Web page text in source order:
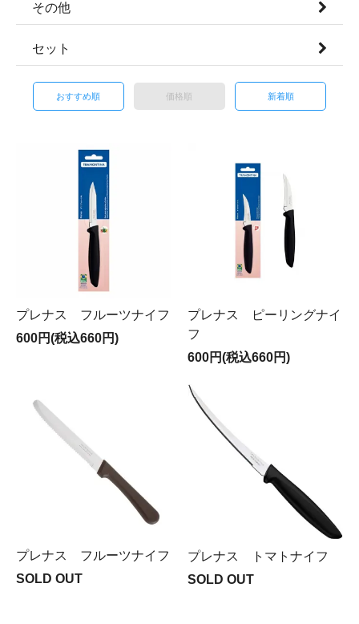
その他
セット
おすすめ順 価格順 新着順
プレナス フルーツナイフ
600円(税込660円)
プレナス ピーリングナイ
フ
600円(税込660円)
プレナス フルーツナイフ
SOLD OUT
プレナス トマトナイフ
SOLD OUT